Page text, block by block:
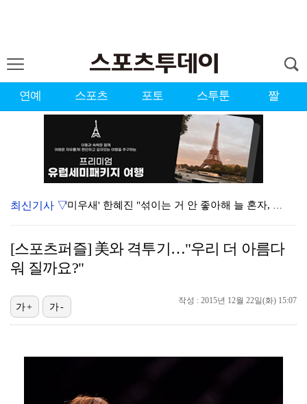
연예 스포츠 포토 스투툰 짤
'미우새' 한혜진 "섞이는 거 안 좋아해 늘 혼자, 母…
[ST포토] 이강인, '철벽방어'
[ST포토] 이강인, 첫 경기 투입
최신기사 ▽
[스포츠퍼즐] 美와 격투기…"우리 더 아름다
워 질까요?"
작성 : 2015년 12월 22일(화) 15:07
가+ 가-